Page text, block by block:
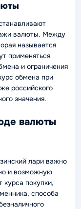
валюты. Между
называется
применяться
и ограничения
обмена при
российского
значения.
валюты
лари важно
и возможную
курса покупки,
способа